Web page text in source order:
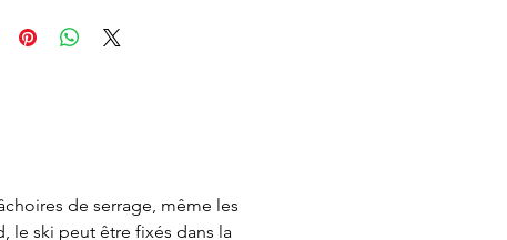
de serrage, même les
le ski peut être fixés dans la